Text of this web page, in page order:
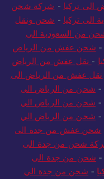
تركيا - شركة شحن
الى تركيا - شحن ونقل
من السعودية الى
- شحن عفش من الرياض
- نقل عفش من الرياض
نقل عفش من الرياض الى
- شحن من الرياض الى
- شحن من الرياض الي
- شحن من الرياض الي
شحن عفش من جدة الى
شحن من جدة الى
- شحن من جدة الى
- شحن من جدة الي